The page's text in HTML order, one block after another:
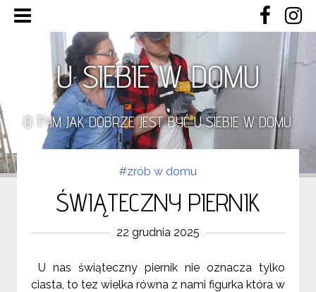
U SIEBIE W DOMU
O TYM JAK DOBRZE JEST BYĆ U SIEBIE W DOMU
#zrób w domu
ŚWIĄTECZNY PIERNIK
22 grudnia 2025
U nas świąteczny piernik nie oznacza tylko
ciasta, to tez wielka równa z nami figurka która w